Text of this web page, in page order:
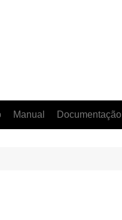
Manual Documentação